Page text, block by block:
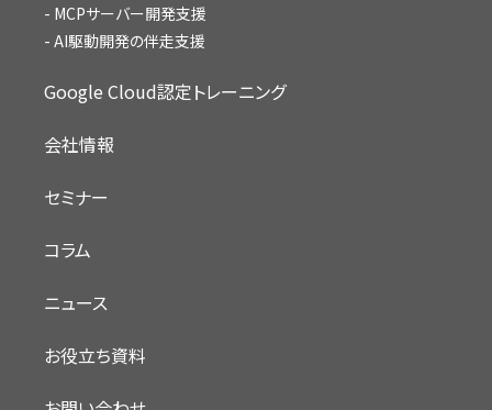
MCPサーバー開発支援
AI駆動開発の伴走支援
Google Cloud認定トレーニング
会社情報
セミナー
コラム
ニュース
お役立ち資料